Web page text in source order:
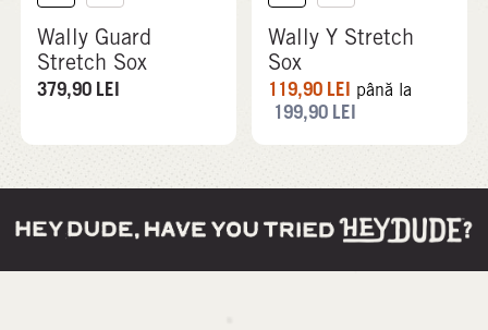
Wally Guard
Stretch Sox
379,90 LEI
Wally Y Stretch
Sox
119,90 LEI până la
199,90 LEI